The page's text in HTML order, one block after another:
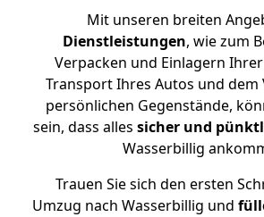
Mit unseren breiten
Dienstleistungen, wie zum
Verpacken und Einlagern
Transport Ihres Autos und dem
persönlichen Gegenstände,
sein, dass alles sicher und
Wasserbillig
Trauen Sie sich den ersten
Umzug nach Wasserbillig und